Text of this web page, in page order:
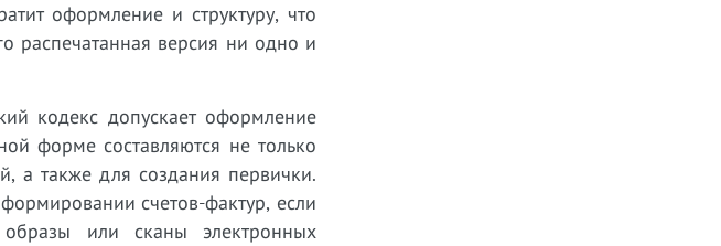
оформление и структуру, что
распечатанная версия ни одно и
кодекс допускает оформление
форме составляются не только
а также для создания первички.
счетов-фактур, если
или сканы электронных